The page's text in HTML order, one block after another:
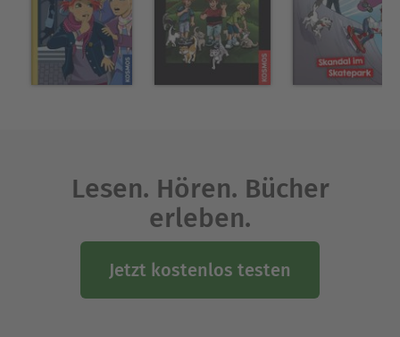
Lesen. Hören. Bücher
erleben.
Jetzt kostenlos testen